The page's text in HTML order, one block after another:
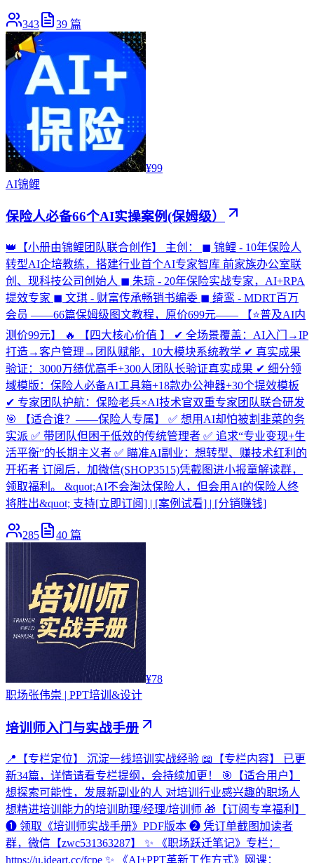
343 39 篇
¥99
AI锦鲤
保险人必备66个AI实操案例(保姆级）
👑【小册由锦鲤团队联合创作】 主创： ◼ 锦鲤 - 10年保险人
转型AI企培教练，搭建行业首个AI专家智库 前家族办公室联
创、现科技公司创始人 ◼ 朱琼 - 20年保险实战专家，AI+RPA
提效专家 ◼ 文琪 - 财富传承畅销书编委 ◼ 绮鸾 - MDRT百万
会员 ——66篇保姆级图文教程，原价699元—— 【⭐普及AI内
测价99元】 🔥 【四大核心价值 】 ✔ 全场景覆盖：AI入门→IP
打造→客户管理→团队赋能，10大模块系统教学 ✔ 真实成果
验证：3000万绩优高手+300人团队长验证真实成果 ✔ 细分领
域模版：保险人必备AI工具箱+18款办公神器+30个提效模板
✔ 专家团队护航：保险老兵×AI技术官双重专家团队联合研发
🎯 【适合谁？——保险人专属】 ✅ 想用AI却怕被割韭菜的务
实派 ✅ 带团队但困于低效的传统管理者 ✅ 追求“专业变现+生
活平衡”的长期主义者 ✅ 瞄准AI副业：想转型、赚技术红利的
开拓者 订阅后，加微信(SHOP3515)凭截图进小报童解读群，
领取福利。 &quot;AI不会淘汰保险人，但会用AI的保险人终
将胜出&quot; 支持[立即订阅] | [案例试看] | [分销赚钱]
285 40 篇
¥78
职场张伟崇 | PPT培训&设计
培训师入门与实战手册
📍【专栏定位】 沉淀一线培训实战经验 📖【专栏内容】 已更
新34篇，详情请看专栏提纲，会持续加更！ 🎯【适合用户】
想探索可能性，发展新副业的人 对培训行业感兴趣的职场人
想精进培训能力的培训助理/经理/培训师 🎁【订阅专享福利】
❶ 领取《培训师实战手册》PDF版本 ❷ 凭订单截图加读者
群，微信【zwc531363287】 ✨ 《职场跃迁笔记》专栏：
https://u.ideart.cc/fcpe ✨ 《AI+PPT革新工作方式》网课：